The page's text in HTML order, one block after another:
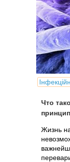
Что
Жизнь